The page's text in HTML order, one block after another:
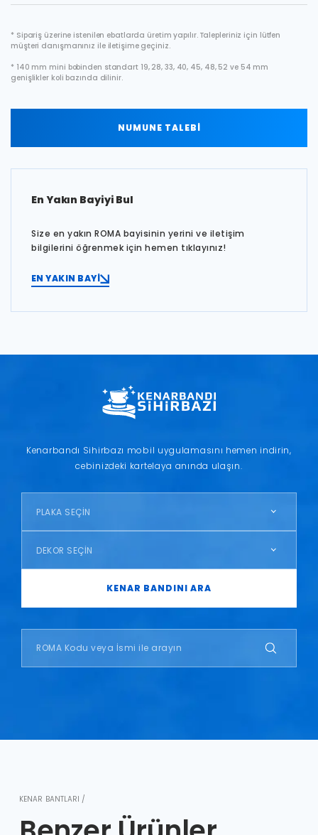
* Sipariş üzerine istenilen ebatlarda üretim yapılır. Talepleriniz için lütfen
müşteri danışmanınız ile iletişime geçiniz.
* 140 mm mini bobinden standart 19, 28, 33, 40, 45, 48, 52 ve 54 mm
genişlikler koli bazında dilinir.
NUMUNE TALEBİ
En Yakın Bayiyi Bul
Size en yakın ROMA bayisinin yerini ve iletişim
bilgilerini öğrenmek için hemen tıklayınız!
EN YAKIN BAYİ
Kenarbandı Sihirbazı mobil uygulamasını hemen indirin,
cebinizdeki kartelaya anında ulaşın.
PLAKA SEÇİN
DEKOR SEÇİN
KENAR BANDINI ARA
KENAR BANTLARI /